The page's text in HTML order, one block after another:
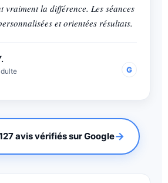
vraiment la différence. Les séances
et orientées résultats.
G
avis vérifiés sur Google→